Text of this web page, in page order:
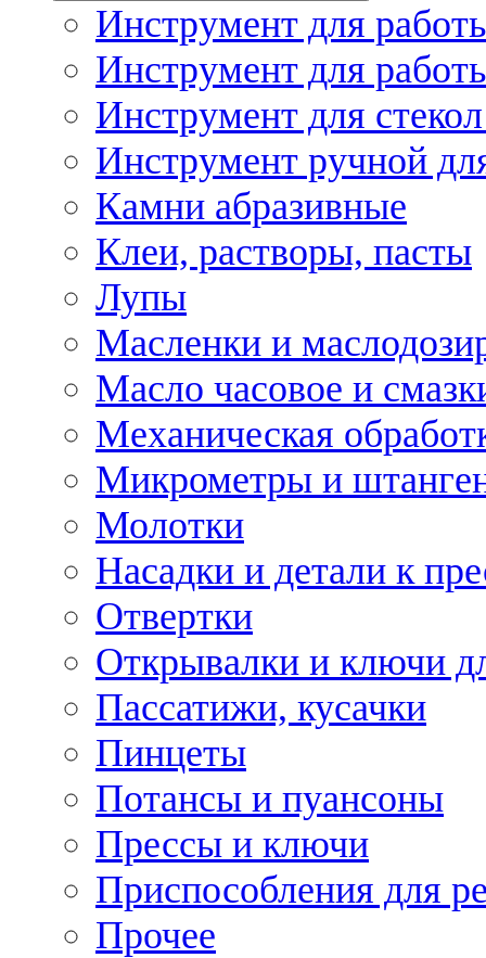
Инструмент для
Инструмент для
Инструмент для
Инструмент ручной
Камни абразивные
Клеи, растворы, пасты
Лупы
Масленки и
Масло часовое и
Механическая
Микрометры и
Молотки
Насадки и детали к
Отвертки
Открывалки и ключи
Пассатижи, кусачки
Пинцеты
Потансы и пуансоны
Прессы и ключи
Приспособления для
Прочее